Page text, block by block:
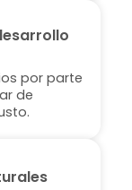
por parte
de